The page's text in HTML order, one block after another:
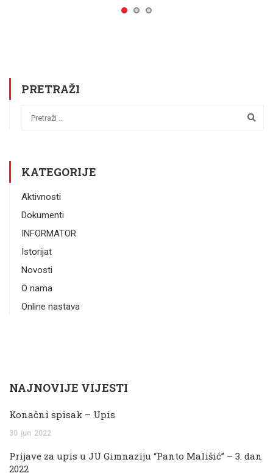
PRETRAŽI
KATEGORIJE
Aktivnosti
Dokumenti
INFORMATOR
Istorijat
Novosti
O nama
Online nastava
NAJNOVIJE VIJESTI
Konačni spisak – Upis
30 jun 2022
Prijave za upis u JU Gimnaziju “Panto Mališić” – 3. dan
2022